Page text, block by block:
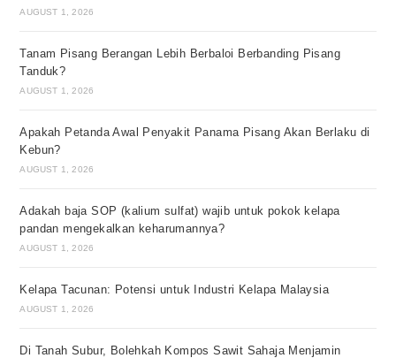
AUGUST 1, 2026
Tanam Pisang Berangan Lebih Berbaloi Berbanding Pisang
Tanduk?
AUGUST 1, 2026
Apakah Petanda Awal Penyakit Panama Pisang Akan Berlaku di
Kebun?
AUGUST 1, 2026
Adakah baja SOP (kalium sulfat) wajib untuk pokok kelapa
pandan mengekalkan keharumannya?
AUGUST 1, 2026
Kelapa Tacunan: Potensi untuk Industri Kelapa Malaysia
AUGUST 1, 2026
Di Tanah Subur, Bolehkah Kompos Sawit Sahaja Menjamin